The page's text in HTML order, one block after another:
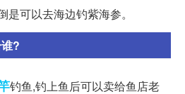
可以去海边钓紫海参。
?
钓鱼,钓上鱼后可以卖给鱼店老